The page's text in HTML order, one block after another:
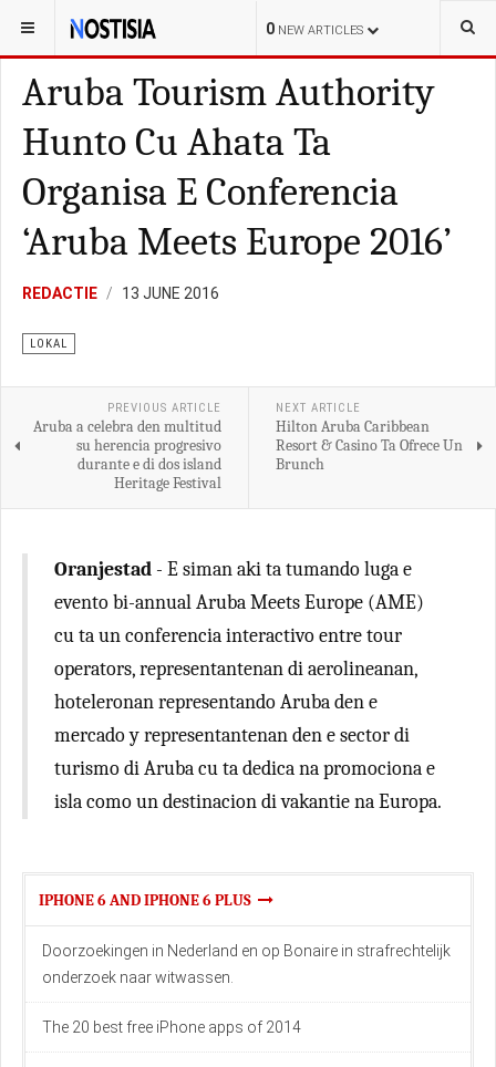
0 NEW ARTICLES
YOU ARE HERE: ARUBA
Aruba Tourism Authority
Hunto Cu Ahata Ta
Organisa E Conferencia
‘Aruba Meets Europe 2016’
REDACTIE 13 JUNE 2016
LOKAL
PREVIOUS ARTICLE
Aruba a celebra den multitud
su herencia progresivo
durante e di dos island
Heritage Festival
NEXT ARTICLE
Hilton Aruba Caribbean
Resort & Casino Ta Ofrece Un
Brunch
Oranjestad - E siman aki ta tumando luga e
evento bi-annual Aruba Meets Europe (AME)
cu ta un conferencia interactivo entre tour
operators, representantenan di aerolineanan,
hoteleronan representando Aruba den e
mercado y representantenan den e sector di
turismo di Aruba cu ta dedica na promociona e
isla como un destinacion di vakantie na Europa.
IPHONE 6 AND IPHONE 6 PLUS
Doorzoekingen in Nederland en op Bonaire in strafrechtelijk
onderzoek naar witwassen.
The 20 best free iPhone apps of 2014